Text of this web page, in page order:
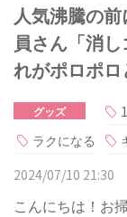
人気沸騰の
員さん「消
れがポロポ
グッズ
ラクになる
2024/07/10 21:30
こんにちは！お